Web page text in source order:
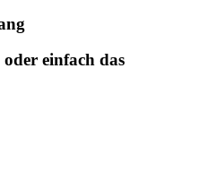
einfach das